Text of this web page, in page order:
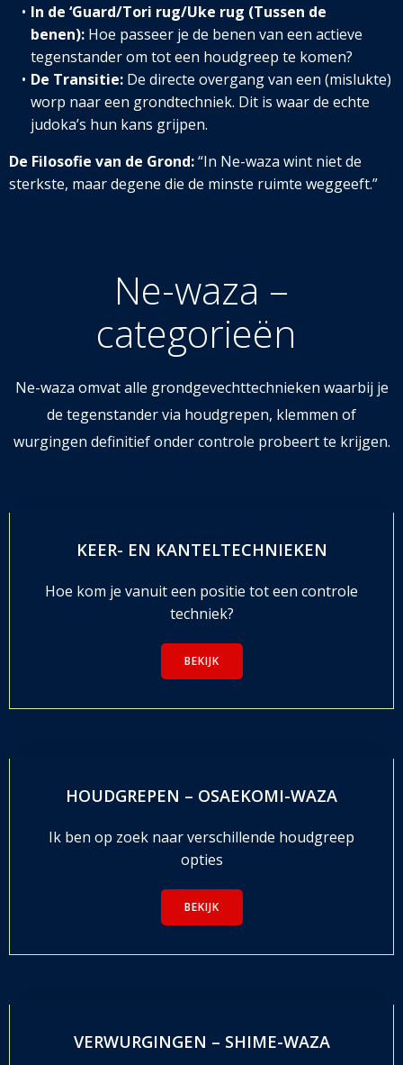
In de ‘Guard/Tori rug/Uke rug (Tussen de
benen): Hoe passeer je de benen van een actieve
tegenstander om tot een houdgreep te komen?
De Transitie:De directe overgang van een (mislukte)
worp naar een grondtechniek. Dit is waar de echte
judoka’s hun kans grijpen.
De Filosofie van de Grond:“In Ne-waza wint niet de
sterkste, maar degene die de minste ruimte weggeeft.”
Ne-waza –
categorieën
Ne-waza omvat alle grondgevechttechnieken waarbij je
de tegenstander via houdgrepen, klemmen of
wurgingen definitief onder controle probeert te krijgen.
KEER- EN KANTELTECHNIEKEN
Hoe kom je vanuit een positie tot een controle
techniek?
BEKIJK
HOUDGREPEN – OSAEKOMI-WAZA
Ik ben op zoek naar verschillende houdgreep
opties
BEKIJK
VERWURGINGEN – SHIME-WAZA